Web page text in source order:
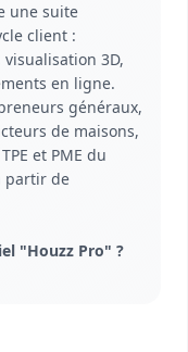
une suite
client :
3D,
en ligne.
généraux,
de maisons,
et PME du
partir de
"Houzz Pro" ?